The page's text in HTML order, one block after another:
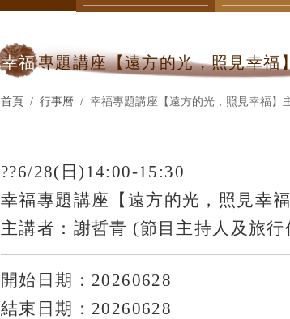
幸福專題講座【遠方的光，照見幸福
首頁 行事曆 幸福專題講座【遠方的光，照見幸福】
??6/28(日)14:00-15:30
幸福專題講座【遠方的光，照見幸福
主講者：謝哲青 (節目主持人及旅行
開始日期：20260628
結束日期：20260628